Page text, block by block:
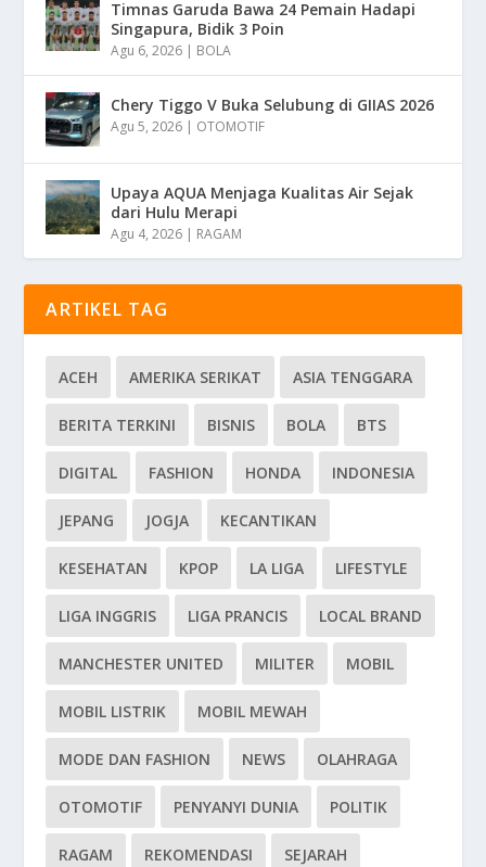
Timnas Garuda Bawa 24 Pemain Hadapi
Singapura, Bidik 3 Poin
Agu 6, 2026 | BOLA
Chery Tiggo V Buka Selubung di GIIAS 2026
Agu 5, 2026 | OTOMOTIF
Upaya AQUA Menjaga Kualitas Air Sejak
dari Hulu Merapi
Agu 4, 2026 | RAGAM
ARTIKEL TAG
ACEH AMERIKA SERIKAT ASIA TENGGARA
BERITA TERKINI BISNIS BOLA BTS
DIGITAL FASHION HONDA INDONESIA
JEPANG JOGJA KECANTIKAN
KESEHATAN KPOP LA LIGA LIFESTYLE
LIGA INGGRIS LIGA PRANCIS LOCAL BRAND
MANCHESTER UNITED MILITER MOBIL
MOBIL LISTRIK MOBIL MEWAH
MODE DAN FASHION NEWS OLAHRAGA
OTOMOTIF PENYANYI DUNIA POLITIK
RAGAM REKOMENDASI SEJARAH